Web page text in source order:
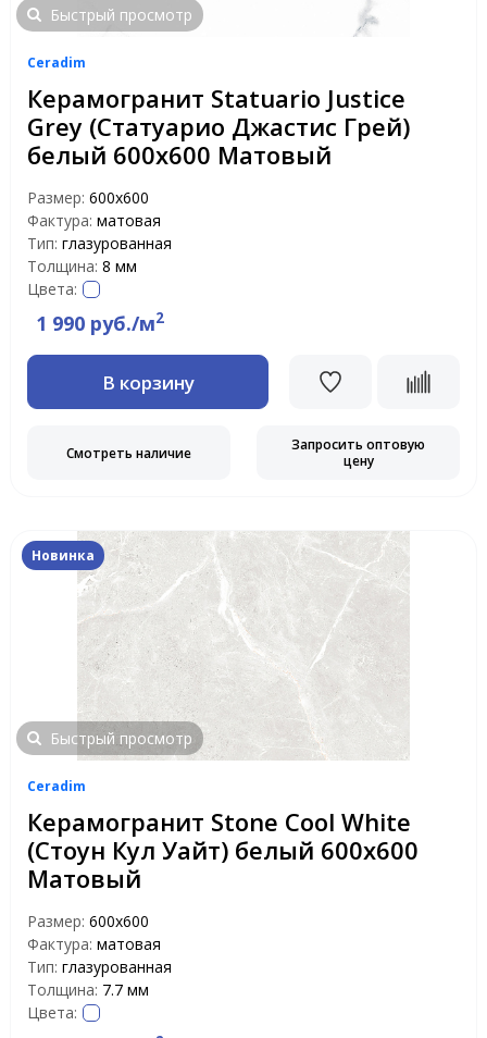
Быстрый просмотр
Ceradim
Керамогранит Statuario Justice
Grey (Статуарио Джастис Грей)
белый 600х600 Матовый
Размер: 600х600
Фактура: матовая
Тип: глазурованная
Толщина: 8 мм
Цвета:
1 990 руб./м2
В корзину
Смотреть наличие
Запросить оптовую
цену
Новинка
Быстрый просмотр
Ceradim
Керамогранит Stone Cool White
(Стоун Кул Уайт) белый 600х600
Матовый
Размер: 600х600
Фактура: матовая
Тип: глазурованная
Толщина: 7.7 мм
Цвета: